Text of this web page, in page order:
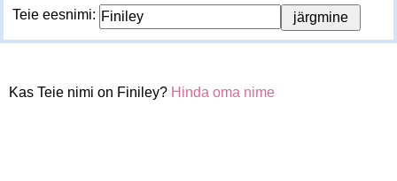
Teie eesnimi:
Kas Teie nimi on Finiley? Hinda oma nime